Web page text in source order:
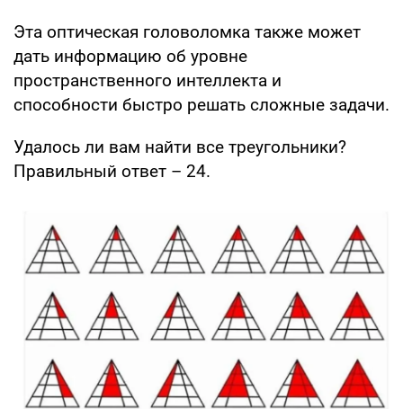
Эта оптическая головоломка также может
дать информацию об уровне
пространственного интеллекта и
способности быстро решать сложные задачи.
Удалось ли вам найти все треугольники?
Правильный ответ – 24.